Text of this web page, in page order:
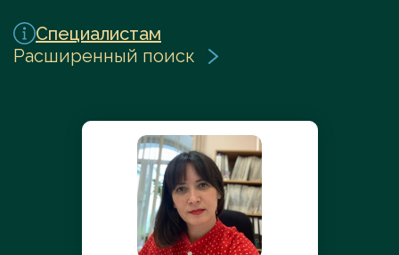
Специалистам
Расширенный поиск